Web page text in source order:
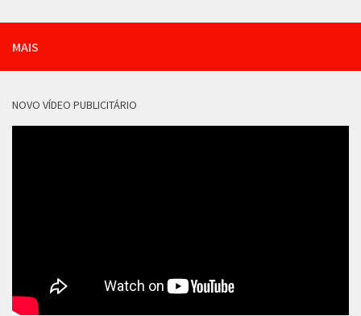
MAIS
NOVO VÍDEO PUBLICITÁRIO